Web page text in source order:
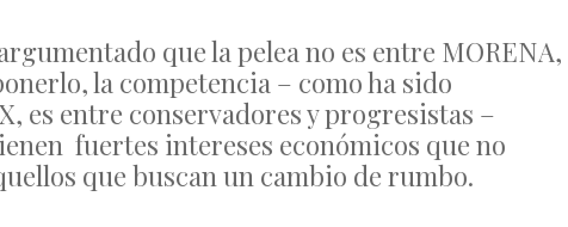
que la pelea no es entre MORENA,
la competencia – como ha sido
es entre conservadores y progresistas –
fuertes intereses económicos que no
que buscan un cambio de rumbo.